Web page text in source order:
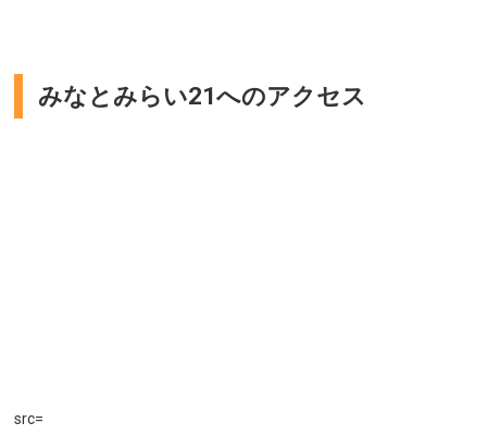
みなとみらい21へのアクセス
src=